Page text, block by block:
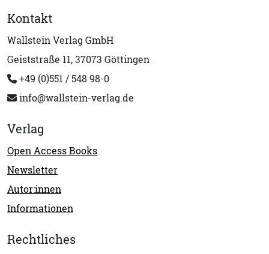
Kontakt
Wallstein Verlag GmbH
Geiststraße 11, 37073 Göttingen
+49 (0)551 / 548 98-0
info@wallstein-verlag.de
Verlag
Open Access Books
Newsletter
Autor:innen
Informationen
Rechtliches